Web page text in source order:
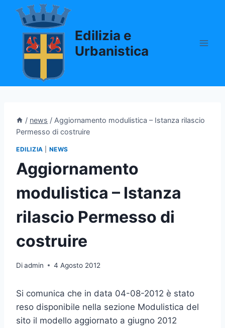
Salta
contenuto
Edilizia e
Urbanistica
/ news / Aggiornamento modulistica – Istanza rilascio
Permesso di costruire
EDILIZIA NEWS
Aggiornamento
modulistica – Istanza
rilascio Permesso di
costruire
Diadmin 4 Agosto 2012
Si comunica che in data 04-08-2012 è stato
reso disponibile nella sezione Modulistica del
sito il modello aggiornato a giugno 2012